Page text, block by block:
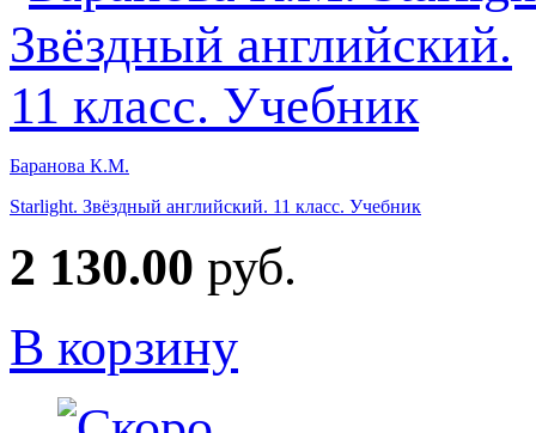
Баранова К.М.
Starlight. Звёздный английский. 11 класс. Учебник
2 130.00 руб.
В корзину